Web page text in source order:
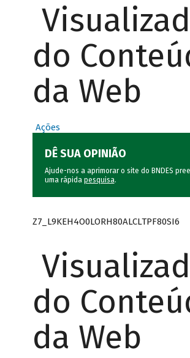
do
da Web
Ações
DÊ SUA OPINIÃO
Ajude-nos a aprimorar o site do BNDES
uma rápida pesquisa.
Z7_L9KEH4O0LORH80ALCLTPF80SI6
do
da Web